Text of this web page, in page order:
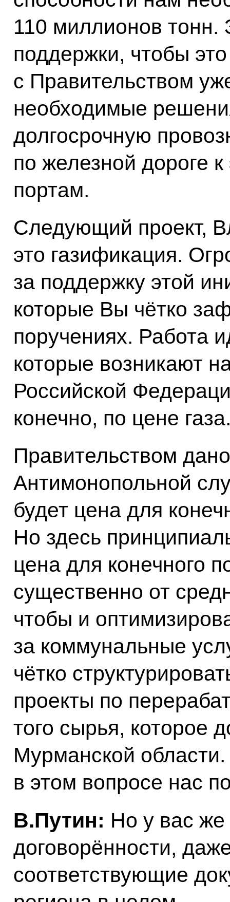
110 миллионов
поддержки, чтобы
с Правительством
необходимые
долгосрочную
по железной дороге
портам.
Следующий проект,
это газификация.
за поддержку этой
которые Вы чётко
поручениях. Работа
которые возникают
Российской
конечно, по цене
Правительством
Антимонопольной
будет цена для
Но здесь
цена для конечного
существенно от
чтобы и
за коммунальные
чётко
проекты по
того сырья, которое
Мурманской
в этом вопросе нас
В.Путин: Но у вас же
договорённости,
соответствующие